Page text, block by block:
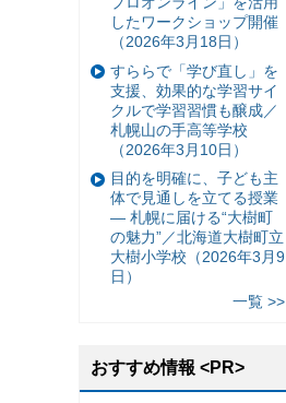
したワークショップ開催
（2026年3月18日）
すららで「学び直し」を
支援、効果的な学習サイ
クルで学習習慣も醸成／
札幌山の手高等学校
（2026年3月10日）
目的を明確に、子ども主
体で見通しを立てる授業
— 札幌に届ける“大樹町
の魅力”／北海道大樹町立
大樹小学校（2026年3月9
日）
一覧 >>
おすすめ情報 <PR>